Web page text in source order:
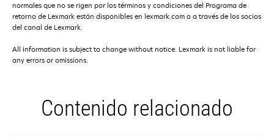
normales que no se rigen por los términos y condiciones del Programa de
retorno de Lexmark están disponibles en lexmark.com o a través de los socios
del canal de Lexmark.
All information is subject to change without notice. Lexmark is not liable for
any errors or omissions.
Contenido relacionado